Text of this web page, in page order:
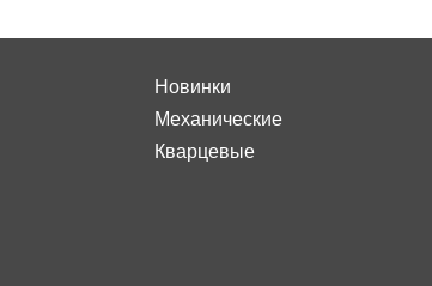
Новинки
Механические
Кварцевые